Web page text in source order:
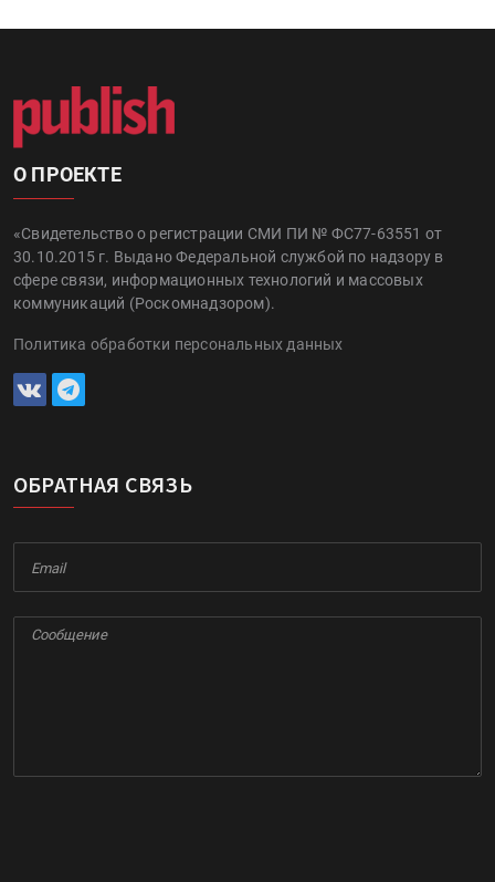
О ПРОЕКТЕ
«Свидетельство о регистрации СМИ ПИ № ФС77-63551 от
30.10.2015 г. Выдано Федеральной службой по надзору в
сфере связи, информационных технологий и массовых
коммуникаций (Роскомнадзором).
Политика обработки персональных данных
ОБРАТНАЯ СВЯЗЬ